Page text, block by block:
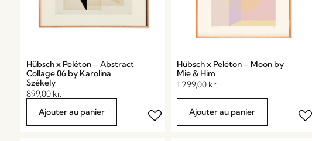
Hübsch x Peléton – Abstract
Collage 06 by Karolina
Székely
899,00 kr.
Ajouter au panier
Hübsch x Peléton – Moon by
Mie & Him
1.299,00 kr.
Ajouter au panier